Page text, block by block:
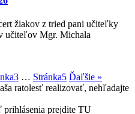
žiakov z tried pani učiteľky
učiteľov Mgr. Michala
3 … Stránka5 Ďaľšie »
ratolesť realizovať, nehľadajte
prihlásenia prejdite TU